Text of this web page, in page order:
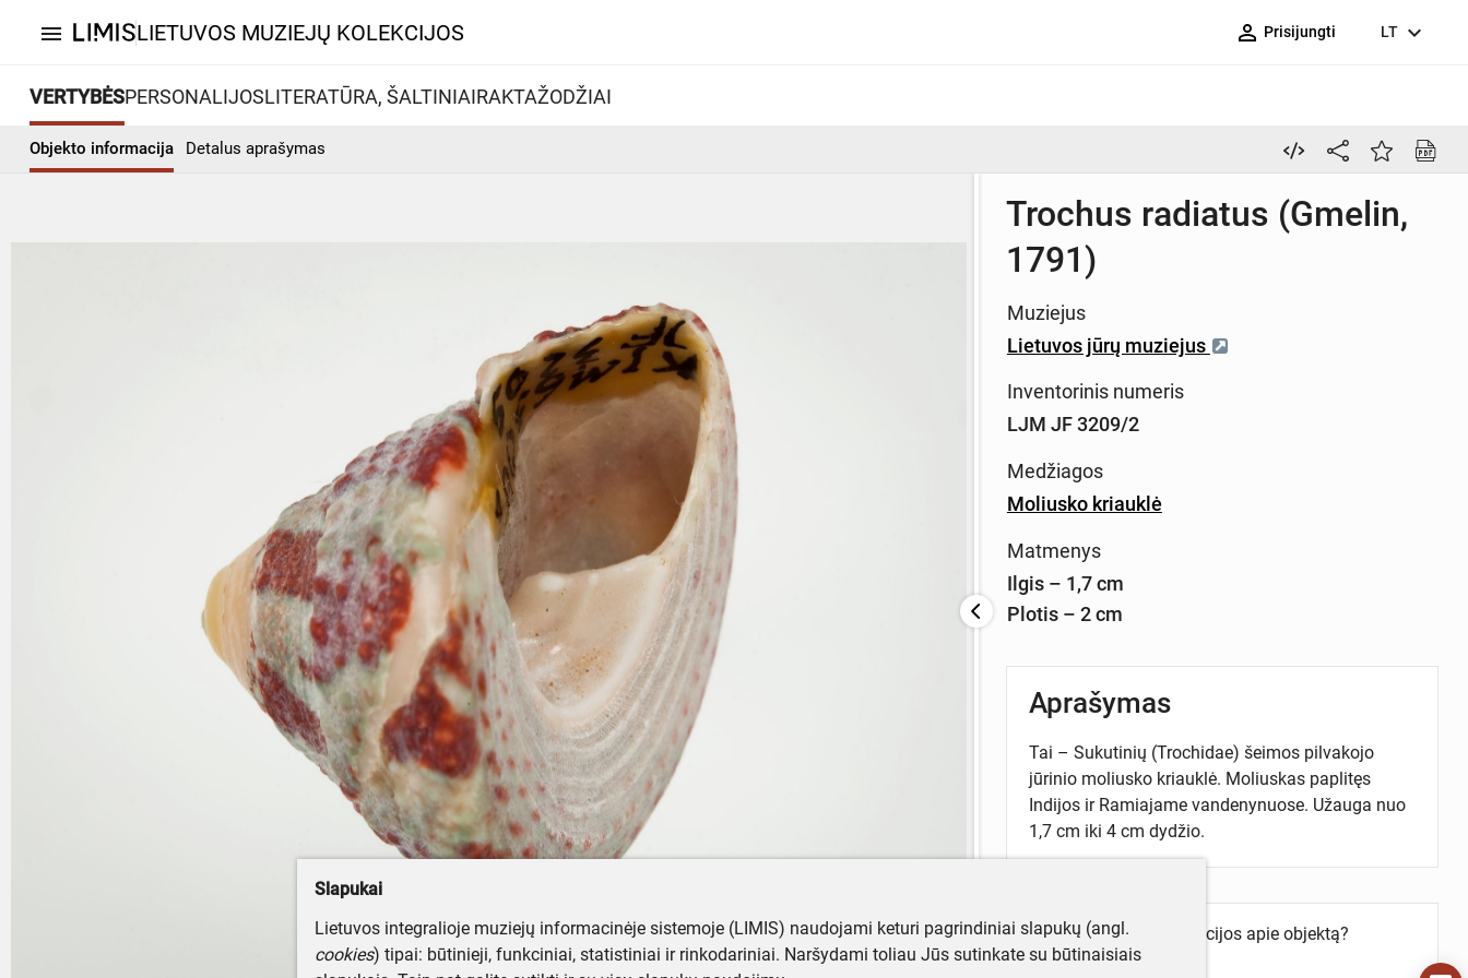
menu LIETUVOS MUZIEJŲ KOLEKCIJOS person_outline Prisijungti LT expand_more
VERTYBĖSPERSONALIJOSLITERATŪRA, ŠALTINIAIRAKTAŽODŽIAI
Objekto informacija Detalus aprašymas
Trochus radiatus (Gmelin,
1791)
Muziejus
Lietuvos jūrų muziejus
Inventorinis numeris
LJM JF 3209/2
Medžiagos
Moliusko kriauklė
Matmenys
Ilgis – 1,7 cm
Plotis – 2 cm
Aprašymas
Tai – Sukutinių (Trochidae) šeimos pilvakojo
jūrinio moliusko kriauklė. Moliuskas paplitęs
Indijos ir Ramiajame vandenynuose. Užauga nuo
1,7 cm iki 4 cm dydžio.
Turite daugiau informacijos apie objektą?
Parašykite mums!
Slapukai
Lietuvos integralioje muziejų informacinėje sistemoje (LIMIS) naudojami keturi pagrindiniai slapukų (angl.
cookies) tipai: būtinieji, funkciniai, statistiniai ir rinkodariniai. Naršydami toliau Jūs sutinkate su būtinaisiais